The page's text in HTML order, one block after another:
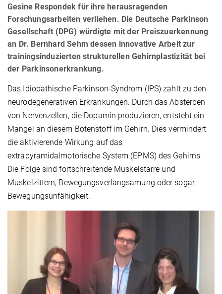
Gesine Respondek für ihre herausragenden
Forschungsarbeiten verliehen. Die Deutsche Parkinson
Gesellschaft (DPG) würdigte mit der Preiszuerkennung
an Dr. Bernhard Sehm dessen innovative Arbeit zur
trainingsinduzierten strukturellen Gehirnplastizität bei
der Parkinsonerkrankung.
Das Idiopathische Parkinson-Syndrom (IPS) zählt zu den
neurodegenerativen Erkrankungen. Durch das Absterben
von Nervenzellen, die Dopamin produzieren, entsteht ein
Mangel an diesem Botenstoff im Gehirn. Dies vermindert
die aktivierende Wirkung auf das
extrapyramidalmotorische System (EPMS) des Gehirns.
Die Folge sind fortschreitende Muskelstarre und
Muskelzittern, Bewegungsverlangsamung oder sogar
Bewegungsunfähigkeit.